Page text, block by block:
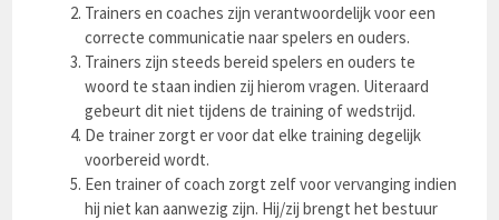
Trainers en coaches zijn verantwoordelijk voor een
correcte communicatie naar spelers en ouders.
Trainers zijn steeds bereid spelers en ouders te
woord te staan indien zij hierom vragen. Uiteraard
gebeurt dit niet tijdens de training of wedstrijd.
De trainer zorgt er voor dat elke training degelijk
voorbereid wordt.
Een trainer of coach zorgt zelf voor vervanging indien
hij niet kan aanwezig zijn. Hij/zij brengt het bestuur